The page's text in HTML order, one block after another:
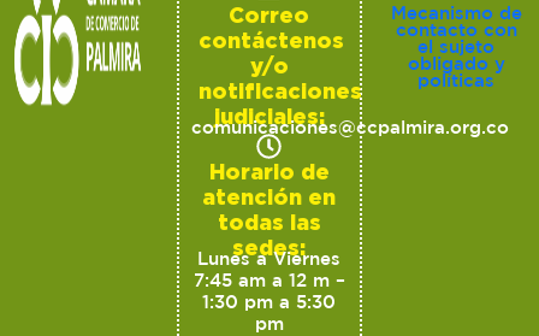
Correo
contáctenos
y/o
notificaciones
judiciales:
comunicaciones@ccpalmira.org.co
Horario de
atención en
todas las
sedes:
Lunes a Viernes
7:45 am a 12 m –
1:30 pm a 5:30
pm
Mecanismo de
contacto con
el sujeto
obligado y
políticas